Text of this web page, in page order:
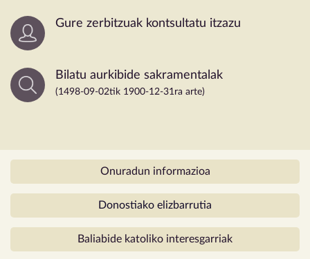
Gure zerbitzuak kontsultatu itzazu
Bilatu aurkibide sakramentalak
(1498-09-02tik 1900-12-31ra arte)
Onuradun informazioa
Donostiako elizbarrutia
Baliabide katoliko interesgarriak